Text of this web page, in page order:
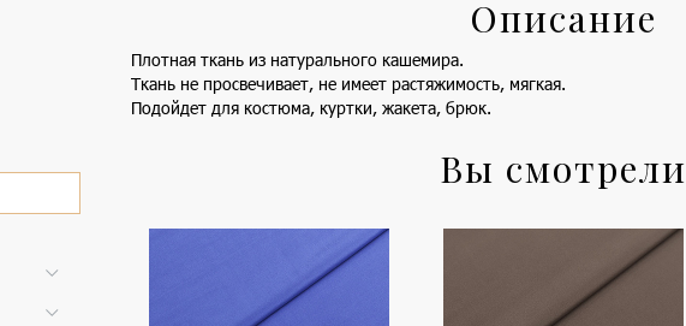
Описание
Плотная ткань из натурального кашемира.
Ткань не просвечивает, не имеет растяжимость, мягкая.
Подойдет для костюма, куртки, жакета, брюк.
Вы смотрели